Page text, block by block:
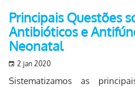
Principais Questões
Antibióticos e
Neonatal
2 jan 2020
Sistematizamos as